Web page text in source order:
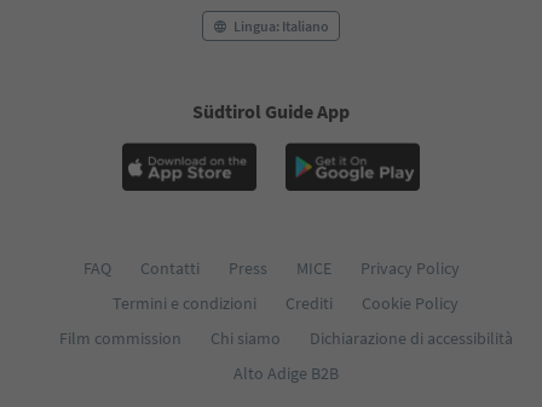
Lingua: Italiano
Südtirol Guide App
FAQ Contatti Press MICE
Privacy Policy
Termini e condizioni
Crediti
Cookie Policy
Film commission
Chi siamo
Dichiarazione di accessibilità
Alto Adige B2B